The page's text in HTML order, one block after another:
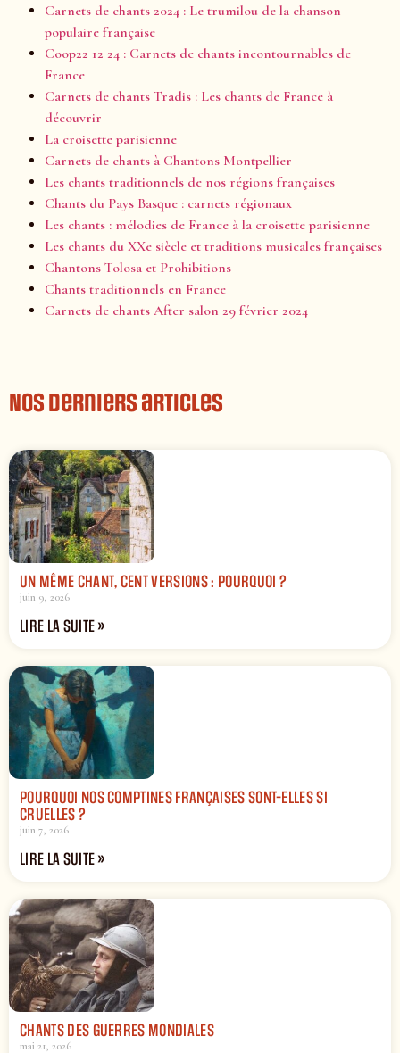
Carnets de chants 2024 : Le trumilou de la chanson
populaire française
Coop22 12 24 : Carnets de chants incontournables de
France
Carnets de chants Tradis : Les chants de France à
découvrir
La croisette parisienne
Carnets de chants à Chantons Montpellier
Les chants traditionnels de nos régions françaises
Chants du Pays Basque : carnets régionaux
Les chants : mélodies de France à la croisette parisienne
Les chants du XXe siècle et traditions musicales françaises
Chantons Tolosa et Prohibitions
Chants traditionnels en France
Carnets de chants After salon 29 février 2024
Nos derniers articles
UN MÊME CHANT, CENT VERSIONS : POURQUOI ?
juin 9, 2026
LIRE LA SUITE »
POURQUOI NOS COMPTINES FRANÇAISES SONT-ELLES SI
CRUELLES ?
juin 7, 2026
LIRE LA SUITE »
CHANTS DES GUERRES MONDIALES
mai 21, 2026